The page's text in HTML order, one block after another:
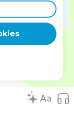
détourne de toi et
et que je te
deux en un jour ?
à cause des
les filles de